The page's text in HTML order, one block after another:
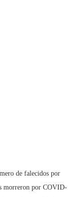
de falecidos por
morreron por COVID-